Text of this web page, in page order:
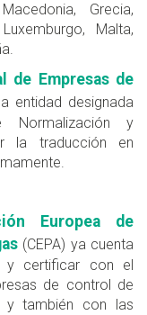
Grecia,
Malta,
de Empresas de
entidad designada
Normalización y
la traducción en
Europea de
(CEPA) ya cuenta
y certificar con el
de control de
y también con las